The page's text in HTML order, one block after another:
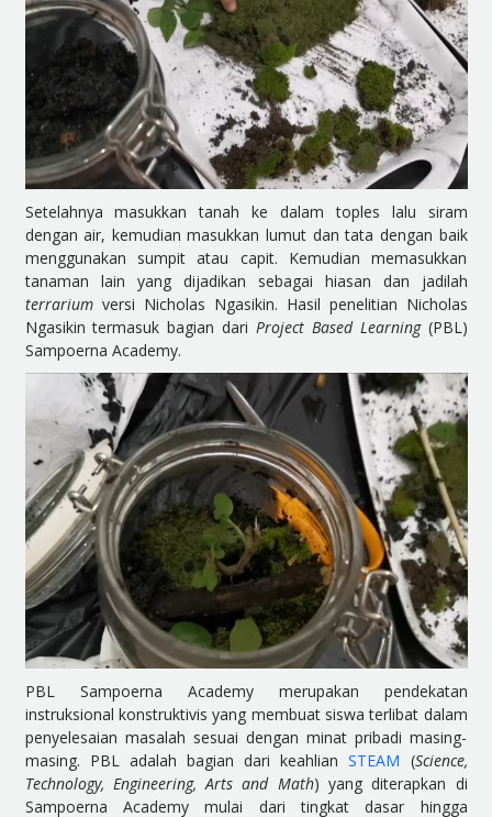
Setelahnya masukkan tanah ke dalam toples lalu siram
dengan air, kemudian masukkan lumut dan tata dengan baik
menggunakan sumpit atau capit. Kemudian memasukkan
tanaman lain yang dijadikan sebagai hiasan dan jadilah
terrarium versi Nicholas Ngasikin. Hasil penelitian Nicholas
Ngasikin termasuk bagian dari Project Based Learning (PBL)
Sampoerna Academy.
PBL Sampoerna Academy merupakan pendekatan
instruksional konstruktivis yang membuat siswa terlibat dalam
penyelesaian masalah sesuai dengan minat pribadi masing-
masing. PBL adalah bagian dari keahlianSTEAM (Science,
Technology, Engineering, Arts and Math) yang diterapkan di
Sampoerna Academy mulai dari tingkat dasar hingga